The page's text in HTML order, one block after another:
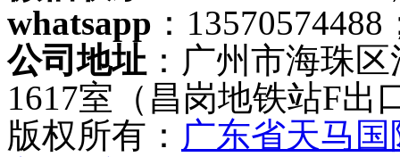
whatsapp ：13570574488
公司地址 ：广州市海珠
1617室（昌岗地铁站F出
版权所有： 广东省天马